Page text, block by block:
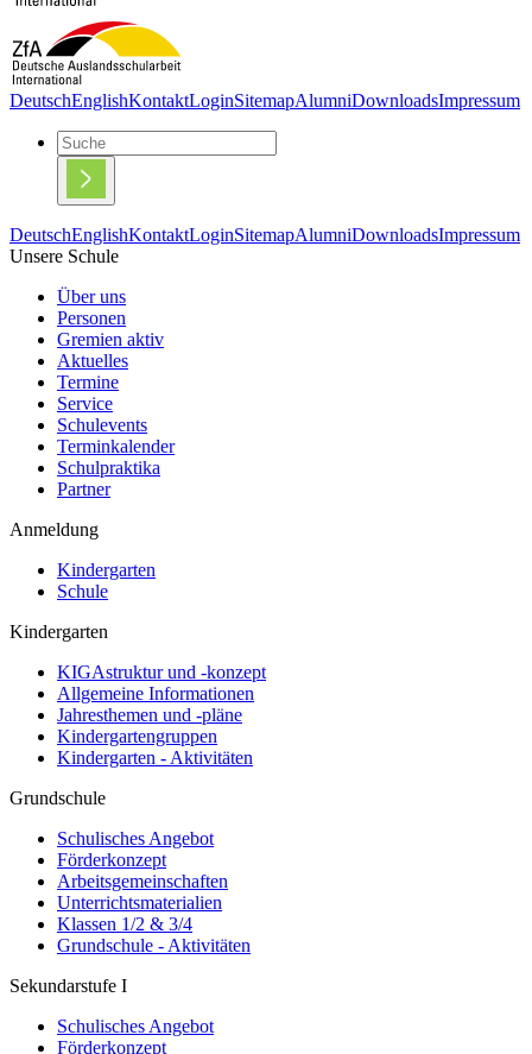
DeutschEnglishKontaktLoginSitemapAlumniDownloadsImpressum
DeutschEnglishKontaktLoginSitemapAlumniDownloadsImpressum
Unsere Schule
Über uns
Personen
Gremien aktiv
Aktuelles
Termine
Service
Schulevents
Terminkalender
Schulpraktika
Partner
Anmeldung
Kindergarten
Schule
Kindergarten
KIGAstruktur und -konzept
Allgemeine Informationen
Jahresthemen und -pläne
Kindergartengruppen
Kindergarten - Aktivitäten
Grundschule
Schulisches Angebot
Förderkonzept
Arbeitsgemeinschaften
Unterrichtsmaterialien
Klassen 1/2 & 3/4
Grundschule - Aktivitäten
Sekundarstufe I
Schulisches Angebot
Förderkonzept